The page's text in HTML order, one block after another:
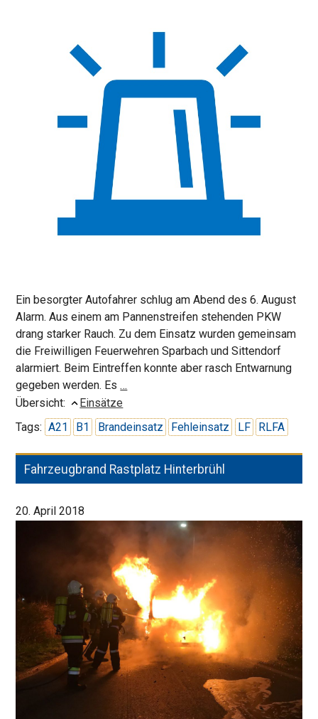
Ein besorgter Autofahrer schlug am Abend des 6. August
Alarm. Aus einem am Pannenstreifen stehenden PKW
drang starker Rauch. Zu dem Einsatz wurden gemeinsam
die Freiwilligen Feuerwehren Sparbach und Sittendorf
alarmiert. Beim Eintreffen konnte aber rasch Entwarnung
gegeben werden. Es …
Brand
Übersicht:
Einsätze
Tags: A21 B1 Brandeinsatz Fehleinsatz LF RLFA
Fahrzeugbrand Rastplatz Hinterbrühl
20. April 2018